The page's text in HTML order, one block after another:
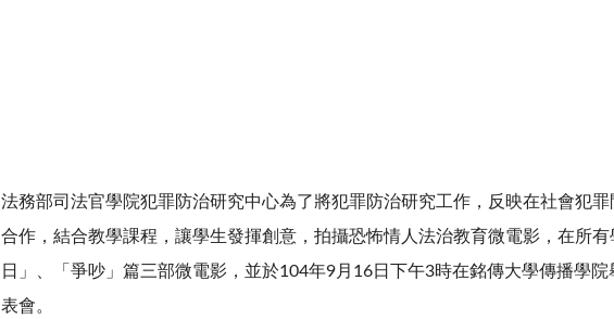
法務部司法官學院犯罪防治研究中心為了將犯罪防治研究工作，反映在社會犯
合作，結合教學課程，讓學生發揮創意，拍攝恐怖情人法治教育微電影，在所
日」、「爭吵」篇三部微電影，並於104年9月16日下午3時在銘傳大學傳播學
表會。